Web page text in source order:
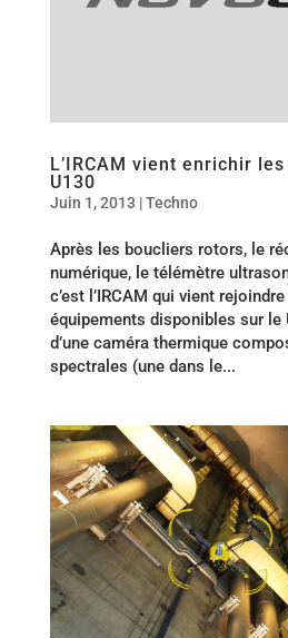
L’IRCAM vient enrichir
U130
Juin 1, 2013 |Techno
Après les boucliers rotors, le
numérique, le télémètre
c’est l’IRCAM qui vient
équipements disponibles sur le
d’une caméra thermique
spectrales (une dans le...